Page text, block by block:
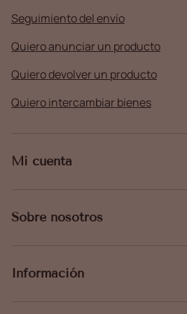
Seguimiento del envío
Quiero anunciar un producto
Quiero devolver un producto
Quiero intercambiar bienes
Mi cuenta
Sobre nosotros
Información